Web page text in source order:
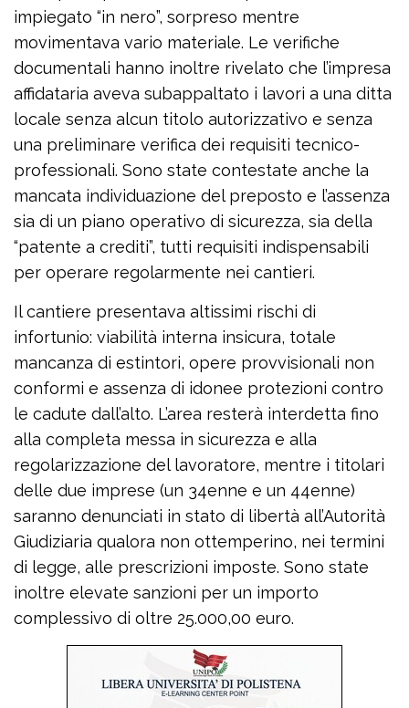
impiegato “in nero”, sorpreso mentre
movimentava vario materiale. Le verifiche
documentali hanno inoltre rivelato che l’impresa
affidataria aveva subappaltato i lavori a una ditta
locale senza alcun titolo autorizzativo e senza
una preliminare verifica dei requisiti tecnico-
professionali. Sono state contestate anche la
mancata individuazione del preposto e l’assenza
sia di un piano operativo di sicurezza, sia della
“patente a crediti”, tutti requisiti indispensabili
per operare regolarmente nei cantieri.
Il cantiere presentava altissimi rischi di
infortunio: viabilità interna insicura, totale
mancanza di estintori, opere provvisionali non
conformi e assenza di idonee protezioni contro
le cadute dall’alto. L’area resterà interdetta fino
alla completa messa in sicurezza e alla
regolarizzazione del lavoratore, mentre i titolari
delle due imprese (un 34enne e un 44enne)
saranno denunciati in stato di libertà all’Autorità
Giudiziaria qualora non ottemperino, nei termini
di legge, alle prescrizioni imposte. Sono state
inoltre elevate sanzioni per un importo
complessivo di oltre 25.000,00 euro.